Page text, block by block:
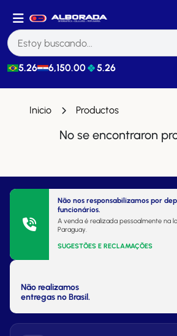
5.26 6,150.00 5.26
Inicio Productos
No se encontraron
Não nos responsabilizamos por
funcionários.
A venda é realizada pessoalmente na
Paraguay.
SUGESTÕES E RECLAMAÇÕES
Não realizamos
entregas no Brasil.